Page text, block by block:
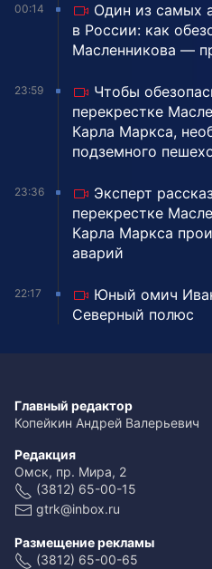
00:14
Один из самых
в России: как
Масленникова —
23:59
Чтобы
перекрестке
Карла Маркса,
подземного
23:36
Эксперт
перекрестке
Карла Маркса
аварий
22:17
Юный омич
Северный полюс
Главный редактор
Копейкин Андрей Валерьевич
Редакция
Омск, пр. Мира, 2
(3812) 65-00-15
gtrk@inbox.ru
Размещение рекламы
(3812) 65-00-65